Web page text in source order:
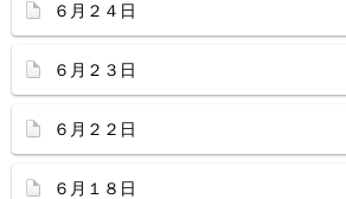
６月２４日
６月２３日
６月２２日
６月１８日